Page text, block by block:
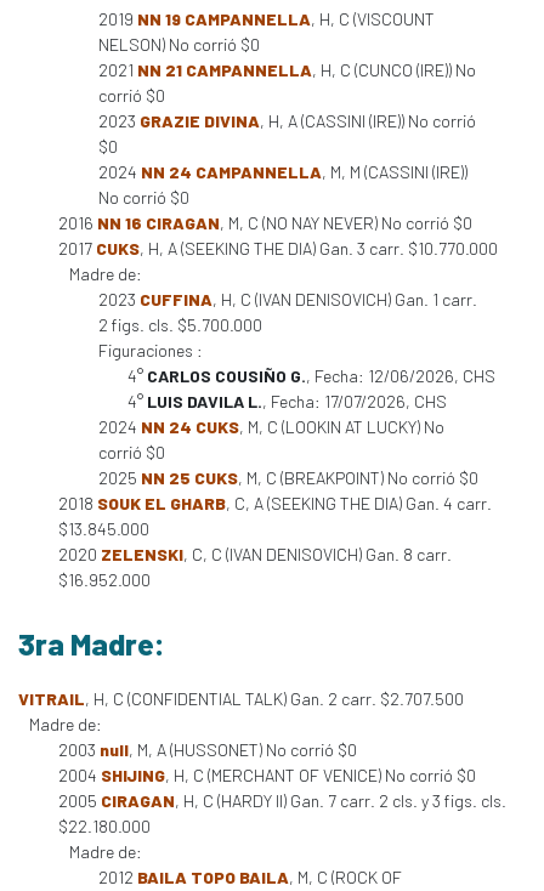
2019 NN 19 CAMPANNELLA, H, C (VISCOUNT
NELSON) No corrió $0
2021 NN 21 CAMPANNELLA, H, C (CUNCO (IRE)) No
corrió $0
2023 GRAZIE DIVINA, H, A (CASSINI (IRE)) No corrió
$0
2024 NN 24 CAMPANNELLA, M, M (CASSINI (IRE))
No corrió $0
2016 NN 16 CIRAGAN, M, C (NO NAY NEVER) No corrió $0
2017 CUKS, H, A (SEEKING THE DIA) Gan. 3 carr. $10.770.000
Madre de:
2023 CUFFINA, H, C (IVAN DENISOVICH) Gan. 1 carr.
2 figs. cls. $5.700.000
Figuraciones :
4° CARLOS COUSIÑO G., Fecha: 12/06/2026, CHS
4° LUIS DAVILA L., Fecha: 17/07/2026, CHS
2024 NN 24 CUKS, M, C (LOOKIN AT LUCKY) No
corrió $0
2025 NN 25 CUKS, M, C (BREAKPOINT) No corrió $0
2018 SOUK EL GHARB, C, A (SEEKING THE DIA) Gan. 4 carr.
$13.845.000
2020 ZELENSKI, C, C (IVAN DENISOVICH) Gan. 8 carr.
$16.952.000
3ra Madre:
VITRAIL, H, C (CONFIDENTIAL TALK) Gan. 2 carr. $2.707.500
Madre de:
2003 null, M, A (HUSSONET) No corrió $0
2004 SHIJING, H, C (MERCHANT OF VENICE) No corrió $0
2005 CIRAGAN, H, C (HARDY II) Gan. 7 carr. 2 cls. y 3 figs. cls.
$22.180.000
Madre de:
2012 BAILA TOPO BAILA, M, C (ROCK OF